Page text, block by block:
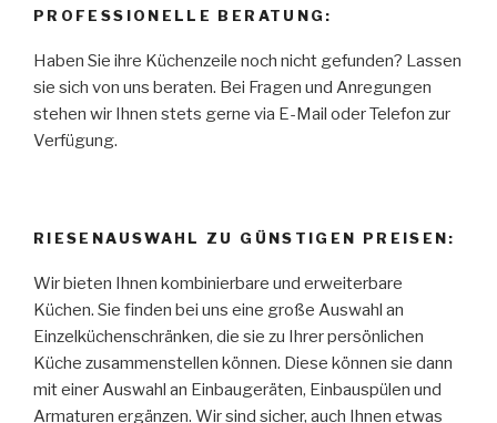
PROFESSIONELLE BERATUNG:
Haben Sie ihre Küchenzeile noch nicht gefunden? Lassen
sie sich von uns beraten. Bei Fragen und Anregungen
stehen wir Ihnen stets gerne via E-Mail oder Telefon zur
Verfügung.
RIESENAUSWAHL ZU GÜNSTIGEN PREISEN:
Wir bieten Ihnen kombinierbare und erweiterbare
Küchen. Sie finden bei uns eine große Auswahl an
Einzelküchenschränken, die sie zu Ihrer persönlichen
Küche zusammenstellen können. Diese können sie dann
mit einer Auswahl an Einbaugeräten, Einbauspülen und
Armaturen ergänzen. Wir sind sicher, auch Ihnen etwas